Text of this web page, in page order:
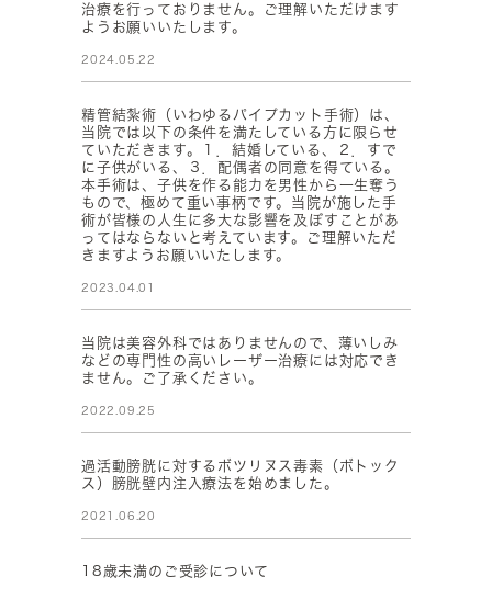
治療を行っておりません。ご理解いただけます
ようお願いいたします。
2024.05.22
精管結紮術（いわゆるパイプカット手術）は、
当院では以下の条件を満たしている方に限らせ
ていただきます。１．結婚している、２．すで
に子供がいる、３．配偶者の同意を得ている。
本手術は、子供を作る能力を男性から一生奪う
もので、極めて重い事柄です。当院が施した手
術が皆様の人生に多大な影響を及ぼすことがあ
ってはならないと考えています。ご理解いただ
きますようお願いいたします。
2023.04.01
当院は美容外科ではありませんので、薄いしみ
などの専門性の高いレーザー治療には対応でき
ません。ご了承ください。
2022.09.25
過活動膀胱に対するボツリヌス毒素（ボトック
ス）膀胱壁内注入療法を始めました。
2021.06.20
18歳未満のご受診について